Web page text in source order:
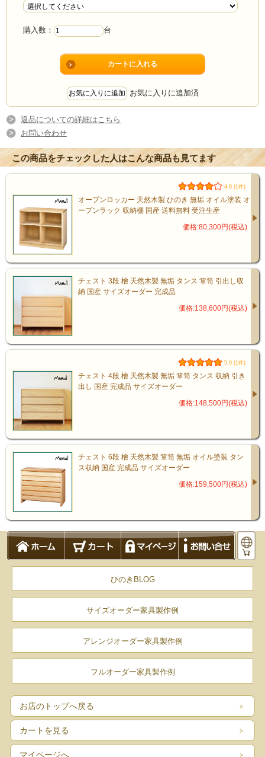
購入数： 台
お気に入りに追加済
返品についての詳細はこちら
お問い合わせ
この商品をチェックした人はこんな商品も見てます
4.0 (1件)
オープンロッカー 天然木製 ひのき 無垢 オイル塗装 オ
ープンラック 収納棚 国産 送料無料 受注生産
価格:80,300円(税込)
チェスト 3段 檜 天然木製 無垢 タンス 箪笥 引出し収
納 国産 サイズオーダー 完成品
価格:138,600円(税込)
5.0 (1件)
チェスト 4段 檜 天然木製 無垢 箪笥 タンス 収納 引き
出し 国産 完成品 サイズオーダー
価格:148,500円(税込)
チェスト 6段 檜 天然木製 箪笥 無垢 オイル塗装 タン
ス収納 国産 完成品 サイズオーダー
価格:159,500円(税込)
ひのきBLOG
サイズオーダー家具製作例
アレンジオーダー家具製作例
フルオーダー家具製作例
お店のトップへ戻る
カートを見る
マイページへ